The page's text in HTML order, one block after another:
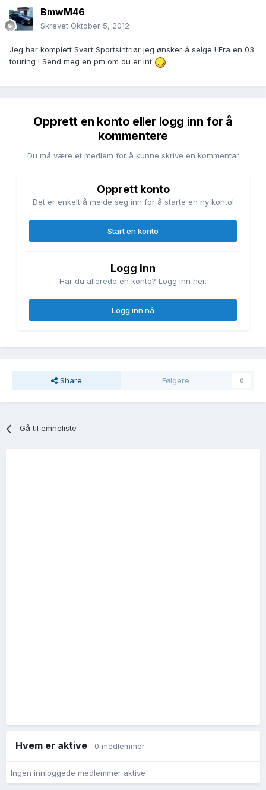
BmwM46
Skrevet Oktober 5, 2012
Jeg har komplett Svart Sportsintriør jeg ønsker å selge ! Fra en 03
touring ! Send meg en pm om du er int
Opprett en konto eller logg inn for å
kommentere
Du må være et medlem for å kunne skrive en kommentar
Opprett konto
Det er enkelt å melde seg inn for å starte en ny konto!
Start en konto
Logg inn
Har du allerede en konto? Logg inn her.
Logg inn nå
Share Følgere 0
Gå til emneliste
Hvem er aktive 0 medlemmer
Ingen innloggede medlemmer aktive